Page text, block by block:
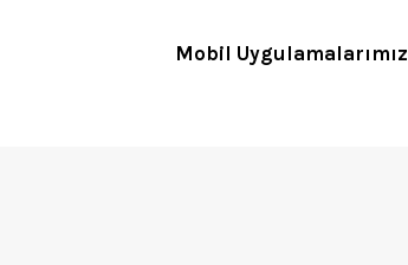
Mobil Uygulamalarımız